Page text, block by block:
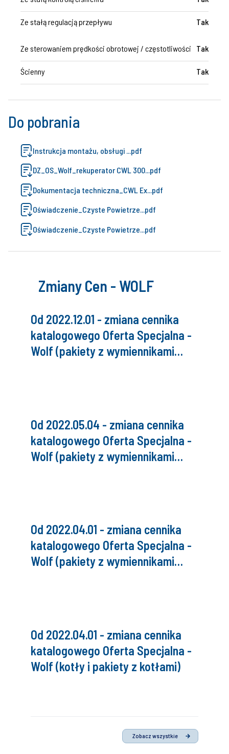
Ze stałą regulacją przepływu Tak
Ze sterowaniem prędkości obrotowej / częstotliwości Tak
Ścienny Tak
Do pobrania
Instrukcja montażu, obsługi ...pdf
DZ_OS_Wolf_rekuperator CWL 300...pdf
Dokumentacja techniczna_CWL Ex...pdf
Oświadczenie_Czyste Powietrze...pdf
Oświadczenie_Czyste Powietrze...pdf
Zmiany Cen - WOLF
Od 2022.12.01 - zmiana cennika
katalogowego Oferta Specjalna -
Wolf (pakiety z wymiennikami
Od 2022.05.04 - zmiana cennika
katalogowego Oferta Specjalna -
Wolf (pakiety z wymiennikami
Od 2022.04.01 - zmiana cennika
katalogowego Oferta Specjalna -
Wolf (pakiety z wymiennikami
Od 2022.04.01 - zmiana cennika
katalogowego Oferta Specjalna -
Wolf (kotły i pakiety z kotłami)
Zobacz wszystkie